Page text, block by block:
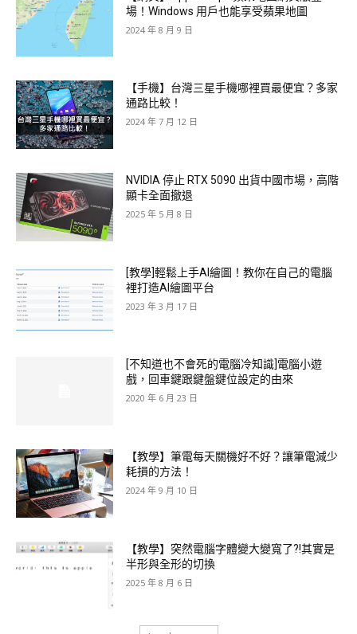
場！Windows 用戶也能享受蘋果地圖
2024 年 8 月 9 日
【手機】台灣三星手機哪裡買最便宜？多家
通路比較！
2024 年 7 月 12 日
NVIDIA 停止 RTX 5090 出貨中國市場，高階
顯卡全面撤退
2025 年 5 月 8 日
[教學]輕鬆上手AI繪圖！教你在自己的電腦
裡打造AI繪圖平台
2023 年 3 月 17 日
[不知道也不會死的電腦冷知識]電腦小遊
戲，回車鍵跟鍵盤鍵位設定的由來
2020 年 6 月 23 日
【教學】筆電每天關機好不好？讓筆電減少
耗損的方法！
2024 年 9 月 10 日
【教學】突然電腦字體變大變寬了?!其實是
半形與全形的切換
2025 年 8 月 6 日